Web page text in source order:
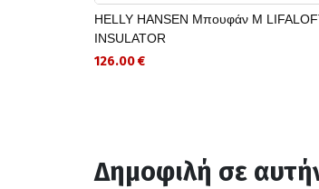
HELLY HANSEN Μπουφάν Μ
INSULATOR
126.00 €
Δημοφιλή σε